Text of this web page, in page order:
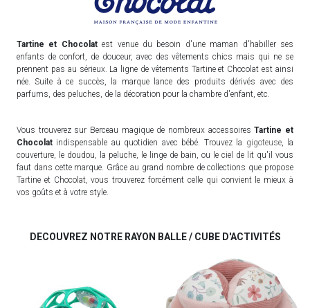
Tartine et Chocolatest venue du besoin d'une maman d'habiller ses
enfants de confort, de douceur, avec des vêtements chics mais qui ne se
prennent pas au sérieux. La ligne de vêtements Tartine et Chocolat est ainsi
née. Suite à ce succès, la marque lance des produits dérivés avec des
parfums, des peluches, de la décoration pour la chambre d'enfant, etc.
Vous trouverez sur Berceau magique de nombreux accessoiresTartine et
Chocolat indispensable au quotidien avec bébé. Trouvez la gigoteuse, la
couverture, le doudou, la peluche, le linge de bain, ou le ciel de lit qu'il vous
faut dans cette marque. Grâce au grand nombre de collections que propose
Tartine et Chocolat, vous trouverez forcément celle qui convient le mieux à
vos goûts et à votre style.
DECOUVREZ NOTRE RAYON BALLE / CUBE D'ACTIVITÉS